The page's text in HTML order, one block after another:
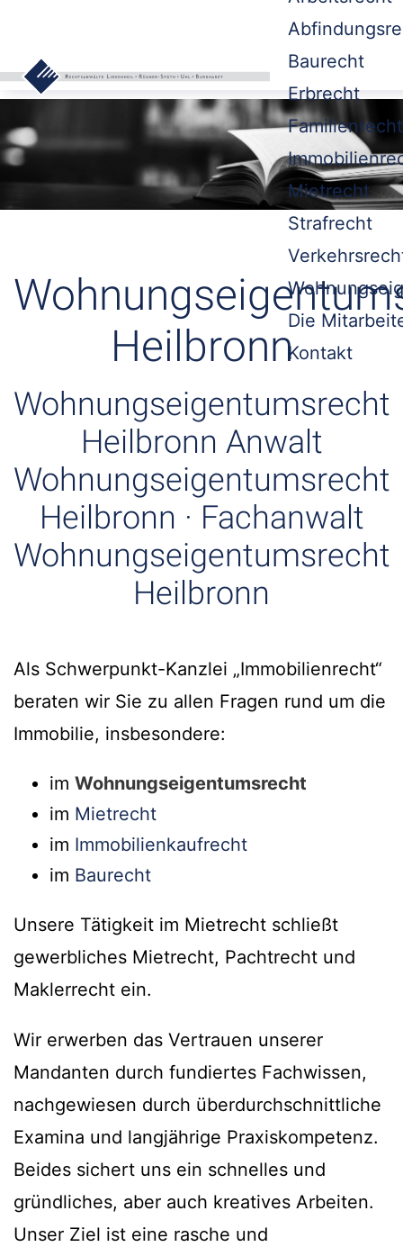
Baurecht
Erbrecht
Familienrecht
Mietrecht
Strafrecht
Die
Kontakt
Heilbronn
Wohnungseigentumsrecht
Heilbronn Anwalt
Wohnungseigentumsrecht
Heilbronn · Fachanwalt
Wohnungseigentumsrecht
Heilbronn
Als Schwerpunkt-Kanzlei „Immobilienrecht“
beraten wir Sie zu allen Fragen rund um die
Immobilie, insbesondere:
im Wohnungseigentumsrecht
im Mietrecht
im Immobilienkaufrecht
im Baurecht
Unsere Tätigkeit im Mietrecht schließt
gewerbliches Mietrecht, Pachtrecht und
Maklerrecht ein.
Wir erwerben das Vertrauen unserer
Mandanten durch fundiertes Fachwissen,
nachgewiesen durch überdurchschnittliche
Examina und langjährige Praxiskompetenz.
Beides sichert uns ein schnelles und
gründliches, aber auch kreatives Arbeiten.
Unser Ziel ist eine rasche und